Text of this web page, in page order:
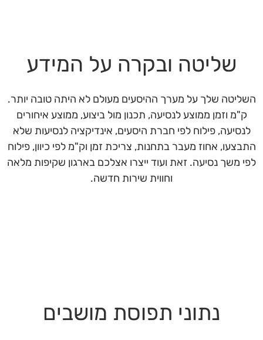
שליטה ובקרה על המידע
השליטה שלך על מערך ההיסעים מעולם לא היתה טובה יותר.
ק"מ וזמן ממוצע לנסיעה, תכנון מול ביצוע, ממוצע איחורים
לנסיעה, פילוח לפי חברת היסעים, אינדיקציה לנסיעות שלא
התבצעו, אחוז מעבר בתחנות, צריכת זמן וק"מ לפי כיוון, פילוח
לפי משך נסיעה. זאת ועוד ייצרו אצלכם בארגון שקיפות מלאה
וחווית שירות חדשה.
נתוני תפוסת מושבים